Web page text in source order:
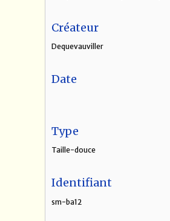
Créateur
Dequevauviller
Date
Type
Taille-douce
Identifiant
sm-ba12